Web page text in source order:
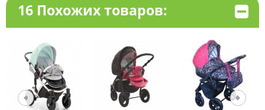
16 Похожих товаров: